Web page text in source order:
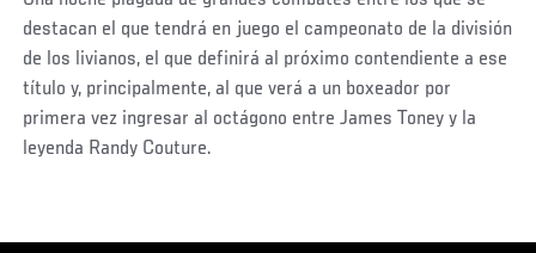
destacan el que tendrá en juego el campeonato de la división
de los livianos, el que definirá al próximo contendiente a ese
título y, principalmente, al que verá a un boxeador por
primera vez ingresar al octágono entre James Toney y la
leyenda Randy Couture.